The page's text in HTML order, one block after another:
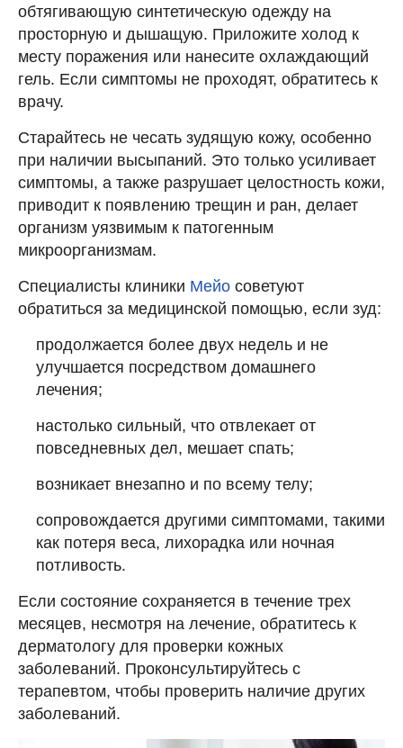
обтягивающую синтетическую одежду на
просторную и дышащую. Приложите холод к
месту поражения или нанесите охлаждающий
гель. Если симптомы не проходят, обратитесь к
врачу.
Старайтесь не чесать зудящую кожу, особенно
при наличии высыпаний. Это только усиливает
симптомы, а также разрушает целостность кожи,
приводит к появлению трещин и ран, делает
организм уязвимым к патогенным
микроорганизмам.
Специалисты клиники Мейо советуют
обратиться за медицинской помощью, если зуд:
продолжается более двух недель и не
улучшается посредством домашнего
лечения;
настолько сильный, что отвлекает от
повседневных дел, мешает спать;
возникает внезапно и по всему телу;
сопровождается другими симптомами, такими
как потеря веса, лихорадка или ночная
потливость.
Если состояние сохраняется в течение трех
месяцев, несмотря на лечение, обратитесь к
дерматологу для проверки кожных
заболеваний. Проконсультируйтесь с
терапевтом, чтобы проверить наличие других
заболеваний.